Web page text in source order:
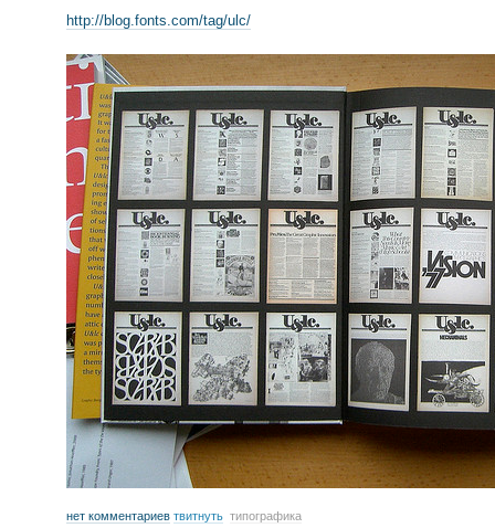
http://blog.fonts.com/tag/ulc/
нет комментариев твитнуть типографика